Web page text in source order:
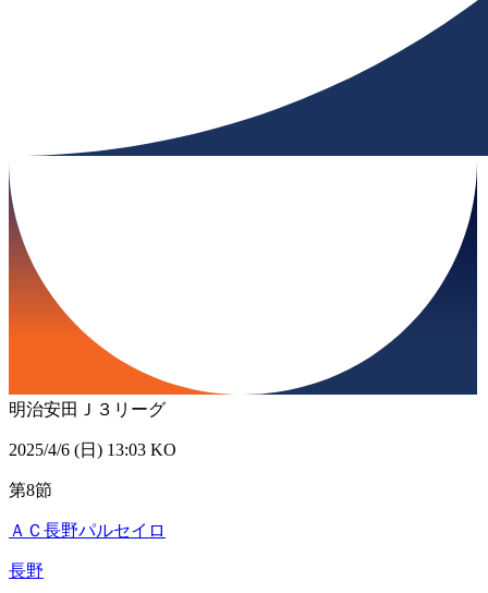
明治安田Ｊ３リーグ
2025/4/6 (日) 13:03 KO
第8節
ＡＣ長野パルセイロ
長野